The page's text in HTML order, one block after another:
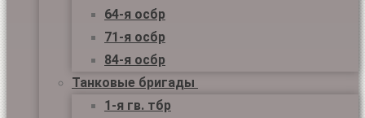
64-я осбр
71-я осбр
84-я осбр
Танковые бригады
1-я гв. тбр